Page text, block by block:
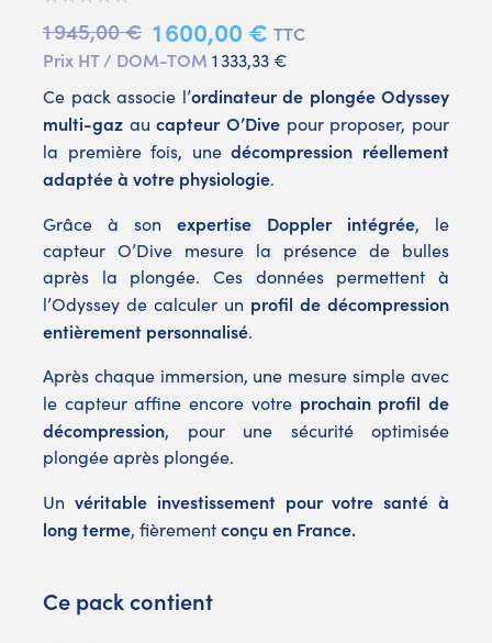
1 945,00 € 1 600,00 € TTC
Prix HT / DOM-TOM 1 333,33 €
Ce pack associe l’ordinateur de plongée Odyssey
multi-gaz aucapteur O’Dive pour proposer, pour
la première fois, unedécompression réellement
adaptée à votre physiologie.
Grâce à son expertise Doppler intégrée, le
capteur O’Dive mesure la présence de bulles
après la plongée. Ces données permettent à
l’Odyssey de calculer un profil de décompression
entièrement personnalisé.
Après chaque immersion, une mesure simple avec
le capteur affine encore votre prochain profil de
décompression, pour une sécurité optimisée
plongée après plongée.
Un véritable investissement pour votre santé à
long terme, fièrementconçu en France.
Ce pack contient